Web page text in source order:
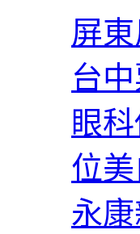
屏
台
眼
位
永